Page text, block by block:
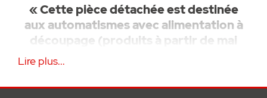
« Cette pièce détachée est destinée
aux automatismes avec alimentation à
découpage (produits à partir de mai
2025), reconnaissables via la platine
électronique de couleur bleu. Cette
pièce détachée nefonctionne pasavec
Lire plus...